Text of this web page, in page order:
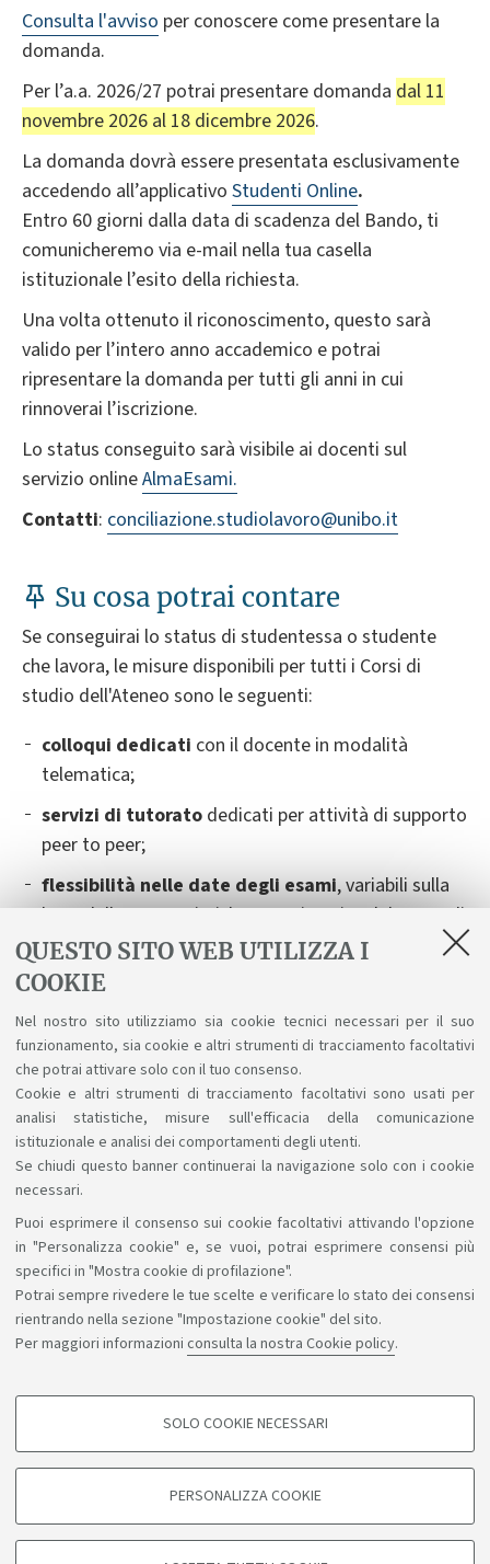
QUESTO SITO WEB UTILIZZA I
COOKIE
Nel nostro sito utilizziamo sia cookie tecnici necessari per il suo
funzionamento, sia cookie e altri strumenti di tracciamento facoltativi
che potrai attivare solo con il tuo consenso.
Cookie e altri strumenti di tracciamento facoltativi sono usati per
analisi statistiche, misure sull'efficacia della comunicazione
istituzionale e analisi dei comportamenti degli utenti.
Se chiudi questo banner continuerai la navigazione solo con i cookie
necessari.
Puoi esprimere il consenso sui cookie facoltativi attivando l'opzione
in "Personalizza cookie" e, se vuoi, potrai esprimere consensi più
specifici in "Mostra cookie di profilazione".
Potrai sempre rivedere le tue scelte e verificare lo stato dei consensi
rientrando nella sezione "Impostazione cookie" del sito.
Per maggiori informazioni consulta la nostra Cookie policy.
COOKIE DI PROFILAZIONE - FACOLTATIVI
degli utenti, creare profili in base al loro comportamento sul sito, per analisi
di marketing.
SOLO COOKIE NECESSARI
PERSONALIZZA COOKIE
Consulta l'avviso per conoscere come presentare la
domanda.
Per l’a.a. 2026/27 potrai presentare domanda dal 11
novembre 2026 al 18 dicembre 2026.
La domanda dovrà essere presentata esclusivamente
accedendo all’applicativo Studenti Online.
Entro 60 giorni dalla data di scadenza del Bando, ti
comunicheremo via e-mail nella tua casella
istituzionale l’esito della richiesta.
Una volta ottenuto il riconoscimento, questo sarà
valido per l’intero anno accademico e potrai
ripresentare la domanda per tutti gli anni in cui
rinnoverai l’iscrizione.
Lo status conseguito sarà visibile ai docenti sul
servizio onlineAlmaEsami.
Contatti: conciliazione.studiolavoro@unibo.it
Su cosa potrai contare
Se conseguirai lo status di studentessa o studente
che lavora, le misure disponibili per tutti i Corsi di
studio dell'Ateneo sono le seguenti:
colloqui dedicati con il docente in modalità
telematica;
servizi di tutorato dedicati per attività di supporto
peer to peer;
flessibilità nelle date degli esami,variabili sulla
base delle caratteristiche organizzative del Corso di
Studio. Dovrai contattare il docente titolare
dell’insegnamento almeno 14 giorni prima della
necessarie. Verranno indicate delle possibilità
alternative e ti saranno suggerite le soluzioni
compatibili con quanto il Corso può offrirti.
Sosteniamo il diritto alla conoscenza
Seguici su:
CF: 80007010376